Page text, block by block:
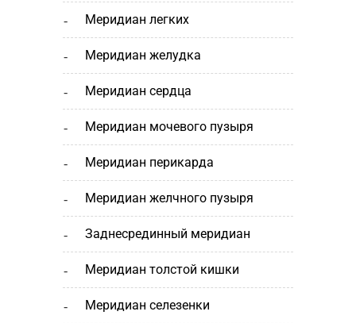
меридиан легких
меридиан желудка
меридиан сердца
меридиан мочевого пузыря
меридиан перикарда
меридиан желчного пузыря
заднесрединный меридиан
меридиан толстой кишки
меридиан селезенки